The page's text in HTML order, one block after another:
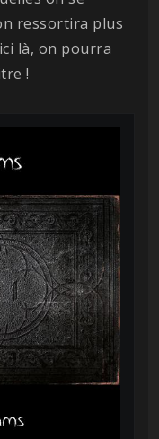
ressortira plus
là, on pourra
!